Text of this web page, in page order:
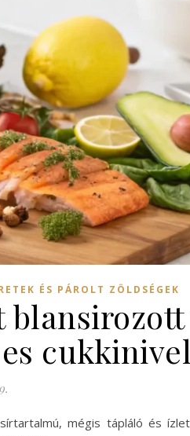
ÉS PÁROLT ZÖLDSÉGEK
cukkinivel
mégis tápláló és